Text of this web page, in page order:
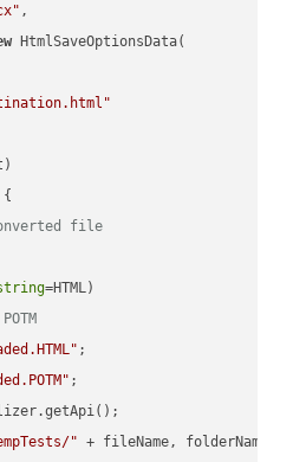
,
HtmlSaveOptionsData(
{
file
" + fileName, folderName +